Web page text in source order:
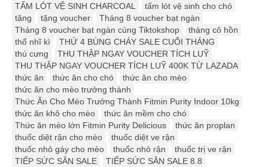
TẤM LÓT VỆ SINH CHARCOAL
tấm lót vệ sinh cho chó
tặng
tặng voucher
Tháng 8 voucher bạt ngàn
Tháng 8 voucher bạt ngàn cùng Tiktokshop
tháng cô hồn
thổ nhĩ kì
THỨ 4 BÙNG CHÁY SALE CUỐI THÁNG
thú cưng
THU THẬP NGAY VOUCHER TÍCH LUỸ
THU THẬP NGAY VOUCHER TÍCH LUỸ 400K TỪ LAZADA
thức ăn
thức ăn cho chó
thức ăn cho mèo
thức ăn cho mèo trưởng thành
Thức Ăn Cho Mèo Trưởng Thành Fitmin Purity Indoor 10kg
thức ăn khô cho mèo
thức ăn mềm cho chó
Thức ăn mèo lớn Fitmin Purity Delicious
thức ăn proplan
thuốc diệt rận cho mèo
thuốc diệt ve rận
thuốc nhỏ gáy cho mèo
thuốc nhỏ rận
thuốc trị ve rận
TIẾP SỨC SĂN SALE
TIẾP SỨC SĂN SALE 8.8